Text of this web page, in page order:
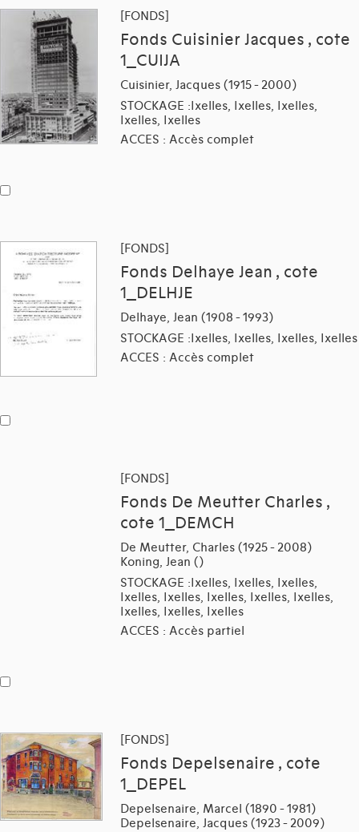
[FONDS]
Fonds Cuisinier Jacques , cote
1_CUIJA
Cuisinier, Jacques (1915 - 2000)
STOCKAGE :Ixelles, Ixelles, Ixelles,
Ixelles, Ixelles
ACCES : Accès complet
[FONDS]
Fonds Delhaye Jean , cote
1_DELHJE
Delhaye, Jean (1908 - 1993)
STOCKAGE :Ixelles, Ixelles, Ixelles, Ixelles
ACCES : Accès complet
[FONDS]
Fonds De Meutter Charles ,
cote 1_DEMCH
De Meutter, Charles (1925 - 2008)
Koning, Jean ()
STOCKAGE :Ixelles, Ixelles, Ixelles,
Ixelles, Ixelles, Ixelles, Ixelles, Ixelles,
Ixelles, Ixelles, Ixelles
ACCES : Accès partiel
[FONDS]
Fonds Depelsenaire , cote
1_DEPEL
Depelsenaire, Marcel (1890 - 1981)
Depelsenaire, Jacques (1923 - 2009)